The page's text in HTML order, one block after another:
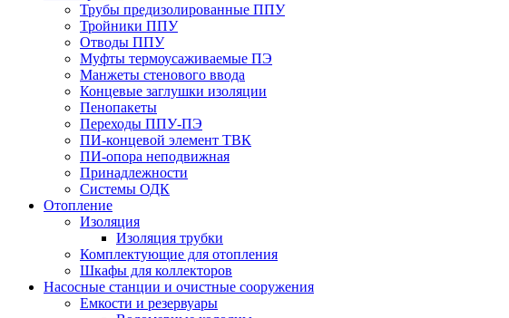
Трубы предизолированные ППУ
Тройники ППУ
Отводы ППУ
Муфты термоусаживаемые ПЭ
Манжеты стенового ввода
Концевые заглушки изоляции
Пенопакеты
Переходы ППУ-ПЭ
ПИ-концевой элемент ТВК
ПИ-опора неподвижная
Принадлежности
Системы ОДК
Отопление
Изоляция
Изоляция трубки
Комплектующие для отопления
Шкафы для коллекторов
Насосные станции и очистные сооружения
Емкости и резервуары